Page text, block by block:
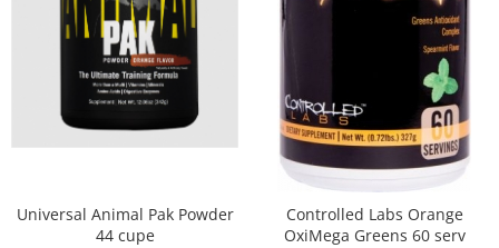
Universal Animal Pak Powder
44 cupe
Controlled Labs Orange
OxiMega Greens 60 serv